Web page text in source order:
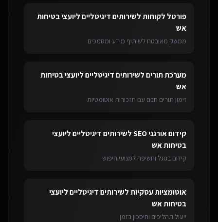
פורטל לקוחותלשירותים דיגיטליים ליועצי בטיחות
אש
ממשק מאובטח לשיתוף מידע ומסמכים
מערכת תוריםלשירותים דיגיטליים ליועצי בטיחות
אש
זימון תורים חכם עם תזכורות אוטומטיות
קידום אורגני SEO לשירותים דיגיטליים ליועצי
בטיחות אש
קידום בגוגל וחשיפה למנועי חיפוש
אוטומציות עסקיותלשירותים דיגיטליים ליועצי
בטיחות אש
ייעול תהליכים וחיסכון בזמן